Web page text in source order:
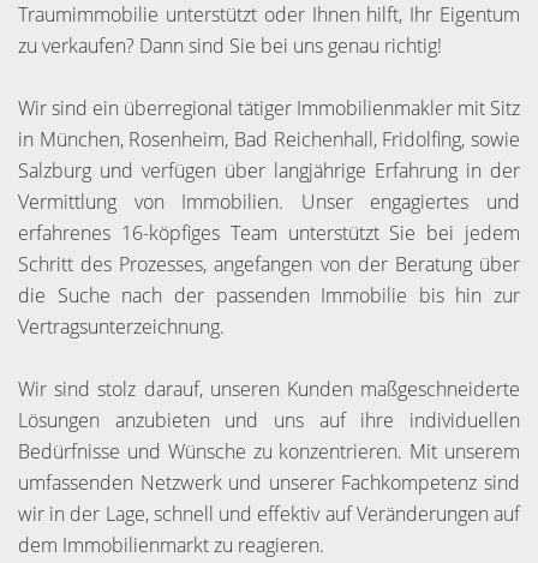
Traumimmobilie unterstützt oder Ihnen hilft, Ihr Eigentum
zu verkaufen? Dann sind Sie bei uns genau richtig!
Wir sind ein überregional tätiger Immobilienmakler mit Sitz
in München, Rosenheim, Bad Reichenhall, Fridolfing, sowie
Salzburg und verfügen über langjährige Erfahrung in der
Vermittlung von Immobilien. Unser engagiertes und
erfahrenes 16-köpfiges Team unterstützt Sie bei jedem
Schritt des Prozesses, angefangen von der Beratung über
die Suche nach der passenden Immobilie bis hin zur
Vertragsunterzeichnung.
Wir sind stolz darauf, unseren Kunden maßgeschneiderte
Lösungen anzubieten und uns auf ihre individuellen
Bedürfnisse und Wünsche zu konzentrieren. Mit unserem
umfassenden Netzwerk und unserer Fachkompetenz sind
wir in der Lage, schnell und effektiv auf Veränderungen auf
dem Immobilienmarkt zu reagieren.